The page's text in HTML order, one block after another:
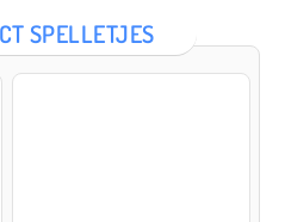
SPELLETJES